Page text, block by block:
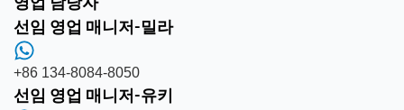
선임 영업 매니저-밀라
+86 134-8084-8050
선임 영업 매니저-유키